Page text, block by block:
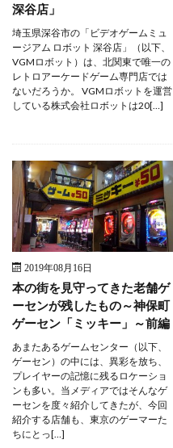
深谷店」
埼玉県深谷市の「ビデオゲームミュ
ージアム ロボット 深谷店」（以下、
VGMロボット）は、北関東で唯一の
レトロアーケードゲーム専門店では
ないだろうか。 VGMロボットを運営
している株式会社ロボットは20[…]
2019年08月16日
本の街を見守ってきた老舗ゲ
ーセンが残したもの～神保町
ゲーセン「ミッキー」～前編
あまたあるゲームセンター（以下、
ゲーセン）の中には、異彩を放ち、
プレイヤーの記憶に残るロケーショ
ンも多い。当メディアではそんなゲ
ーセンを度々紹介してきたが、今回
紹介する店舗も、東京のゲーマーた
ちにとっ[…]